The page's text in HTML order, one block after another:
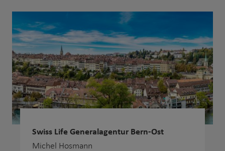
Swiss Life Generalagentur Bern-Ost
Michel Hosmann